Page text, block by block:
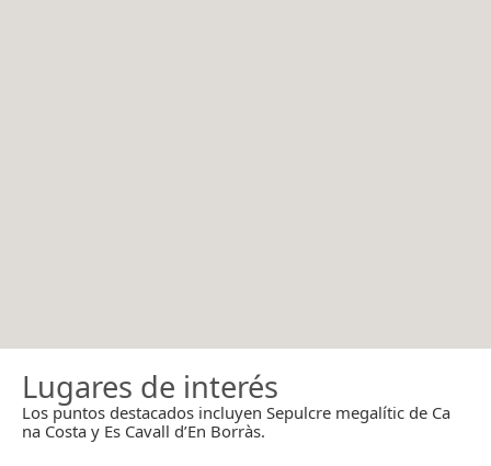
Lugares de interés
Los puntos destacados incluyen Sepulcre megalític de Ca
na Costa y Es Cavall d’En Borràs.